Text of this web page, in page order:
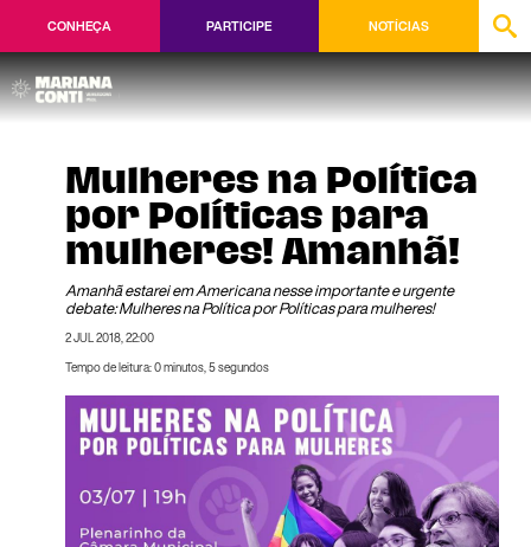
CONHEÇA PARTICIPE NOTÍCIAS
Mulheres na Política
por Políticas para
mulheres! Amanhã!
Amanhã estarei em Americana nesse importante e urgente
debate: Mulheres na Política por Políticas para mulheres!
2 JUL 2018, 22:00
Tempo de leitura: 0 minutos, 5 segundos